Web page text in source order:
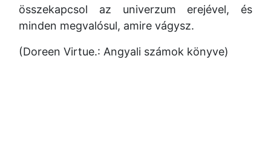
összekapcsol az univerzum erejével, és
minden megvalósul, amire vágysz.
(Doreen Virtue.: Angyali számok könyve)